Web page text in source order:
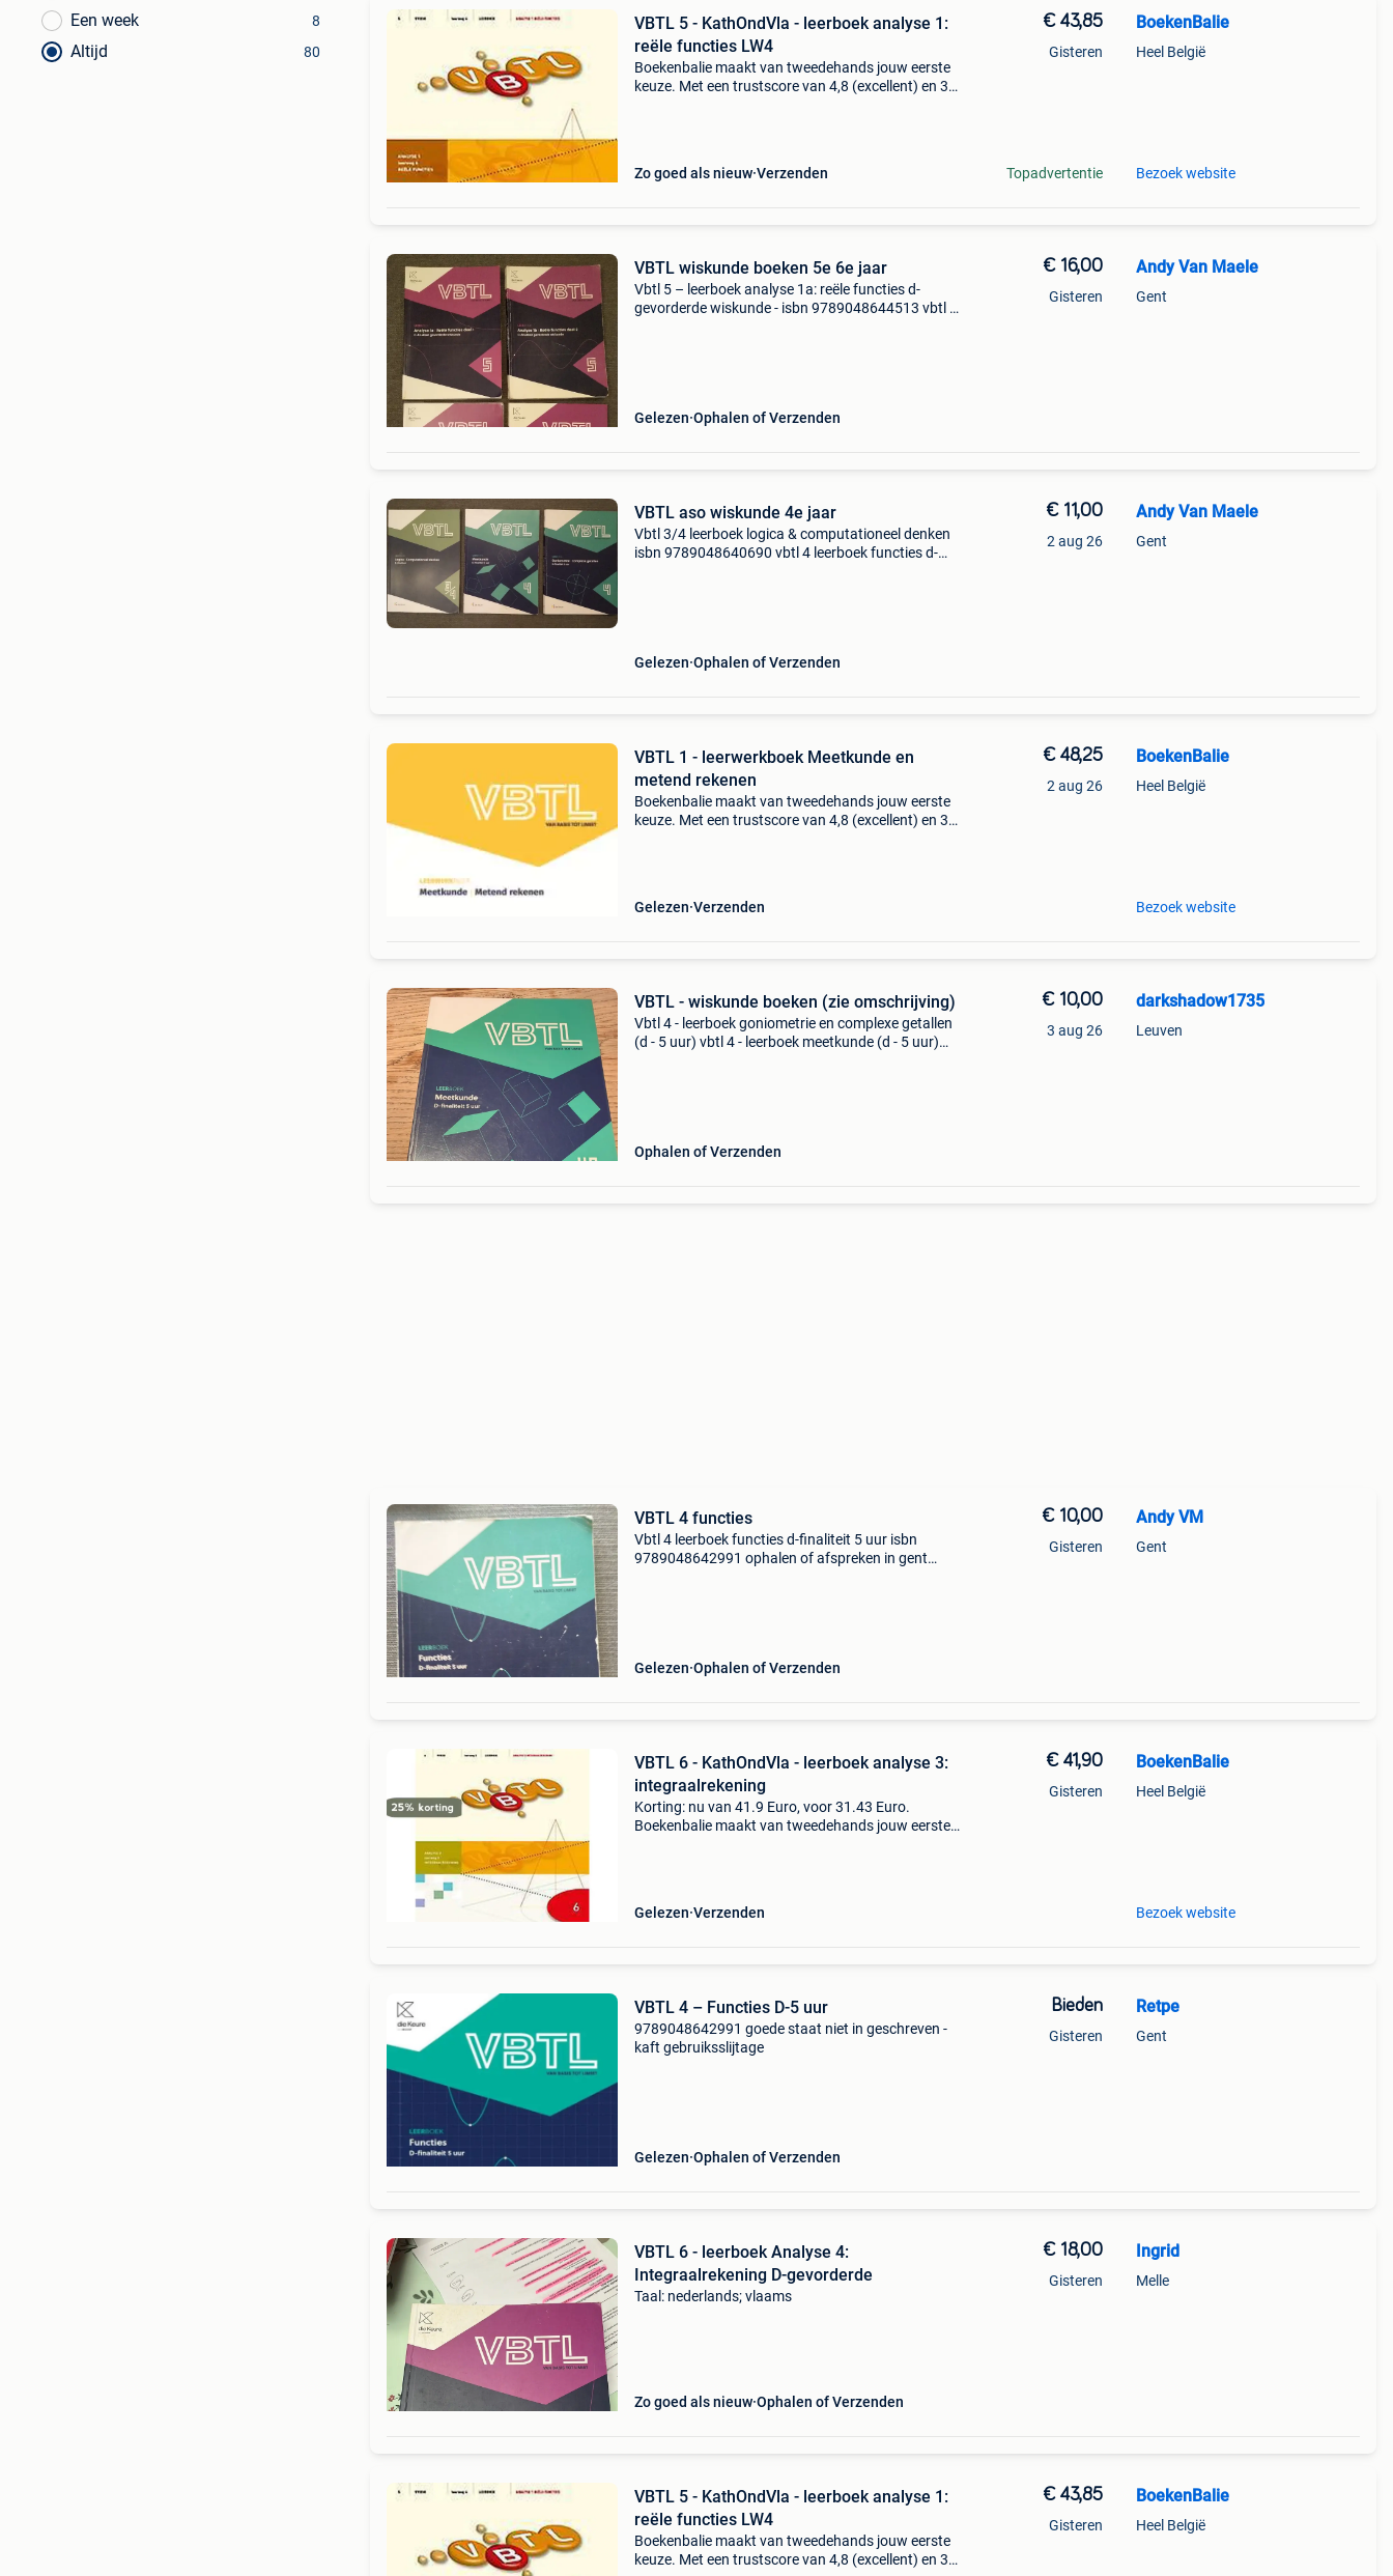
Een week 8
Altijd 80
VBTL 5 - KathOndVla - leerboek analyse 1:
reële functies LW4
Boekenbalie maakt van tweedehands jouw eerste
keuze. Met een trustscore van 4,8 (excellent) en 30
Zo goed als nieuw Verzenden
€ 43,85
Gisteren
Topadvertentie
BoekenBalie
Heel België
Bezoek website
VBTL wiskunde boeken 5e 6e jaar
Vbtl 5 – leerboek analyse 1a: reële functies d-
gevorderde wiskunde - isbn 9789048644513 vbtl 5
Gelezen Ophalen of Verzenden
€ 16,00
Gisteren
Andy Van Maele
Gent
VBTL aso wiskunde 4e jaar
Vbtl 3/4 leerboek logica & computationeel denken
isbn 9789048640690 vbtl 4 leerboek functies d-
Gelezen Ophalen of Verzenden
€ 11,00
2 aug 26
Andy Van Maele
Gent
VBTL 1 - leerwerkboek Meetkunde en
metend rekenen
Boekenbalie maakt van tweedehands jouw eerste
keuze. Met een trustscore van 4,8 (excellent) en 30
Gelezen Verzenden
€ 48,25
2 aug 26
BoekenBalie
Heel België
Bezoek website
VBTL - wiskunde boeken (zie omschrijving)
Vbtl 4 - leerboek goniometrie en complexe getallen
(d - 5 uur) vbtl 4 - leerboek meetkunde (d - 5 uur)
Ophalen of Verzenden
€ 10,00
3 aug 26
darkshadow1735
Leuven
VBTL 4 functies
Vbtl 4 leerboek functies d-finaliteit 5 uur isbn
9789048642991 ophalen of afspreken in gent
Gelezen Ophalen of Verzenden
€ 10,00
Gisteren
Andy VM
Gent
VBTL 6 - KathOndVla - leerboek analyse 3:
integraalrekening
Korting: nu van 41.9 Euro, voor 31.43 Euro.
Boekenbalie maakt van tweedehands jouw eerste
Gelezen Verzenden
€ 41,90
Gisteren
BoekenBalie
Heel België
Bezoek website
VBTL 4 – Functies D-5 uur
9789048642991 goede staat niet in geschreven -
kaft gebruiksslijtage
Gelezen Ophalen of Verzenden
Bieden
Gisteren
Retpe
Gent
VBTL 6 - leerboek Analyse 4:
Integraalrekening D-gevorderde
Taal: nederlands; vlaams
Zo goed als nieuw Ophalen of Verzenden
€ 18,00
Gisteren
Ingrid
Melle
VBTL 5 - KathOndVla - leerboek analyse 1:
reële functies LW4
Boekenbalie maakt van tweedehands jouw eerste
keuze. Met een trustscore van 4,8 (excellent) en 30
€ 43,85
Gisteren
BoekenBalie
Heel België